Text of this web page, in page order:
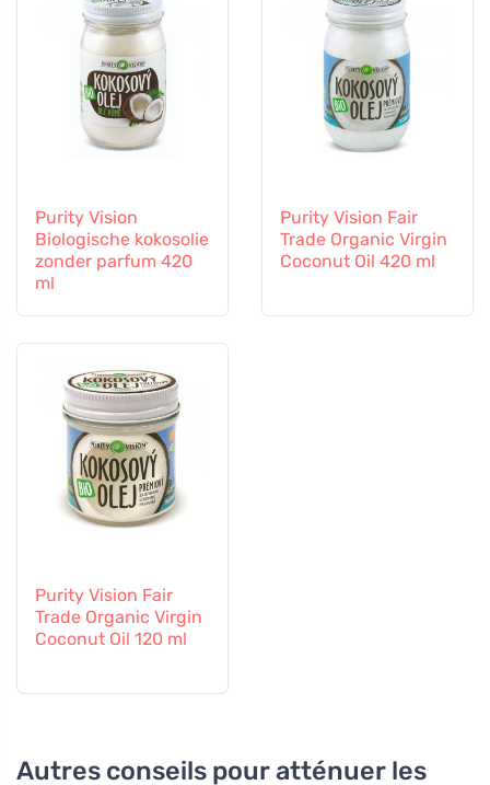
Purity Vision
Biologische kokosolie
zonder parfum 420
ml
Purity Vision Fair
Trade Organic Virgin
Coconut Oil 420 ml
Purity Vision Fair
Trade Organic Virgin
Coconut Oil 120 ml
Autres conseils pour atténuer les